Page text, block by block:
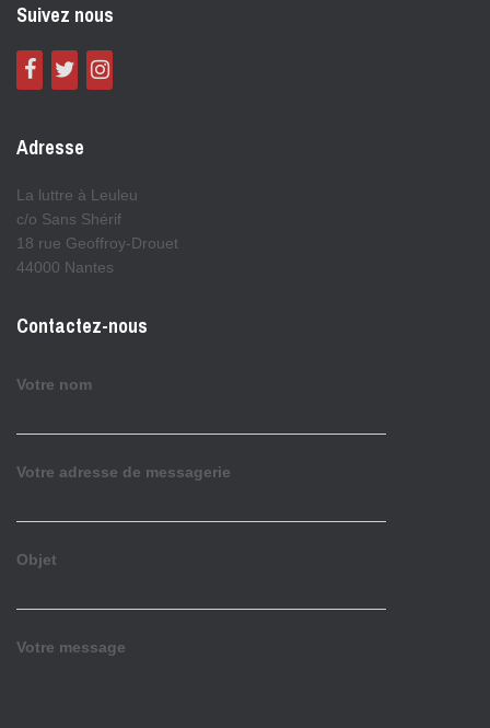
Suivez nous
Adresse
La luttre à Leuleu
c/o Sans Shérif
18 rue Geoffroy-Drouet
44000 Nantes
Contactez-nous
Votre nom
Votre adresse de messagerie
Objet
Votre message